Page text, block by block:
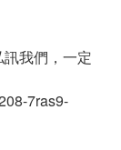
我們，一定
7ras9-